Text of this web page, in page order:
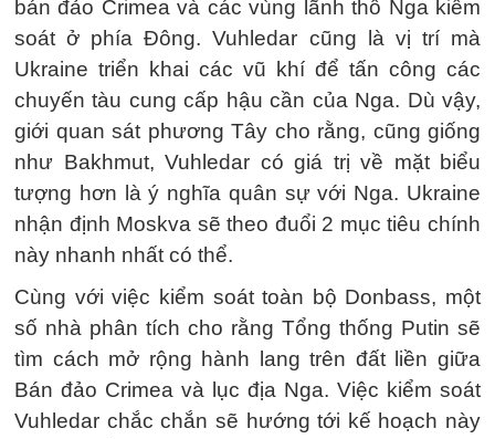
bán đảo Crimea và các vùng lãnh thổ Nga kiểm
soát ở phía Đông. Vuhledar cũng là vị trí mà
Ukraine triển khai các vũ khí để tấn công các
chuyến tàu cung cấp hậu cần của Nga. Dù vậy,
giới quan sát phương Tây cho rằng, cũng giống
như Bakhmut, Vuhledar có giá trị về mặt biểu
tượng hơn là ý nghĩa quân sự với Nga. Ukraine
nhận định Moskva sẽ theo đuổi 2 mục tiêu chính
này nhanh nhất có thể.
Cùng với việc kiểm soát toàn bộ Donbass, một
số nhà phân tích cho rằng Tổng thống Putin sẽ
tìm cách mở rộng hành lang trên đất liền giữa
Bán đảo Crimea và lục địa Nga. Việc kiểm soát
Vuhledar chắc chắn sẽ hướng tới kế hoạch này